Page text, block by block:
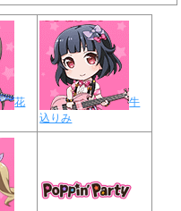
花
牛
込りみ